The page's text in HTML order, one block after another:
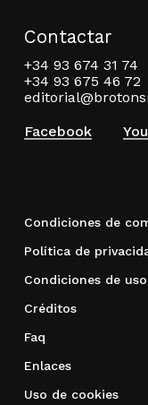
Contactar
+34 93 674 31 74
+34 93 675 46 72
Facebook
Condiciones de
Política de
Condiciones de uso
Créditos
Faq
Enlaces
Uso de cookies